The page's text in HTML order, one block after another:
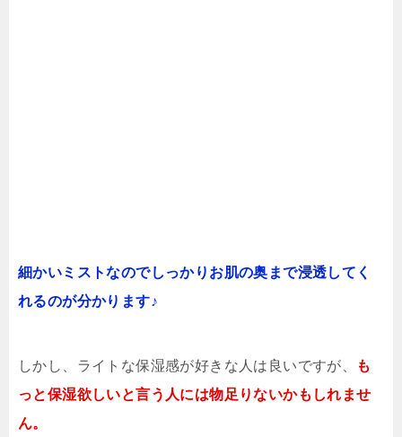
細かいミストなのでしっかりお肌の奥まで浸透してく
れるのが分かります♪
しかし、ライトな保湿感が好きな人は良いですが、
も
っと保湿欲しいと言う人には物足りないかもしれませ
ん。